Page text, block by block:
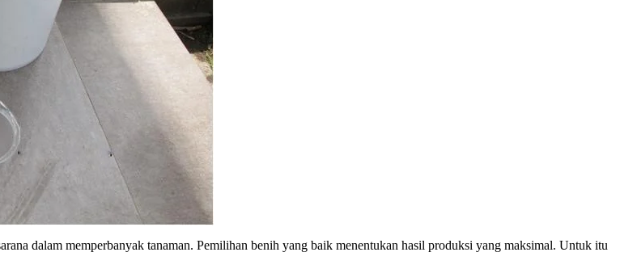
dalam memperbanyak tanaman. Pemilihan benih yang baik menentukan hasil produksi yang maksimal. Untuk itu